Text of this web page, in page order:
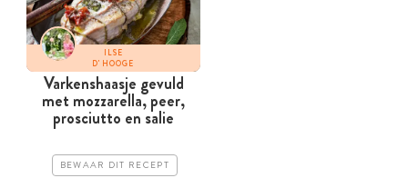
ILSE
D'HOOGE
Varkenshaasje gevuld
met mozzarella, peer,
prosciutto en salie
BEWAAR DIT RECEPT